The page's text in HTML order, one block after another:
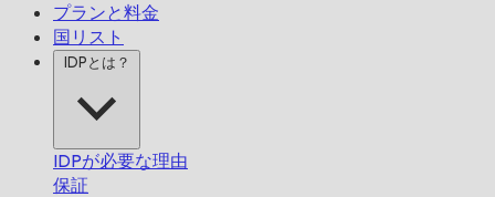
プランと料金
国リスト
IDPとは？
IDPが必要な理由
保証